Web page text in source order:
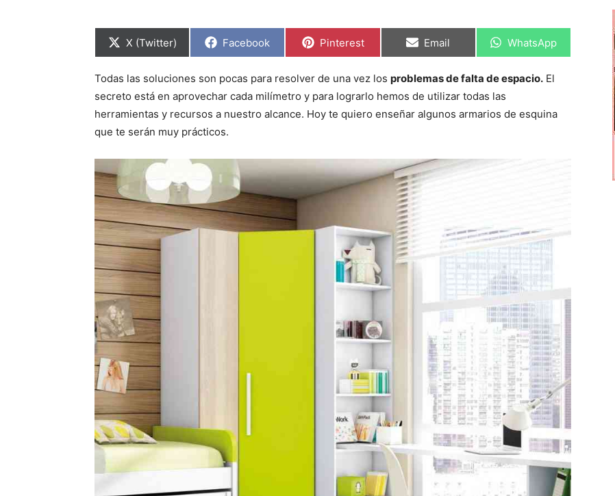
C
p
a
r
t
i
e
X (Twitter) C
a
r
t
i
e
Facebook C
p
a
r
t
i
r
Pinterest C
a
r
t
i
r
Email C
a
i
WhatsApp
Todas las soluciones son pocas para resolver de una vez los problemas de falta de espacio. El
secreto está en aprovechar cada milímetro y para lograrlo hemos de utilizar todas las
herramientas y recursos a nuestro alcance. Hoy te quiero enseñar algunos armarios de esquina
que te serán muy prácticos.